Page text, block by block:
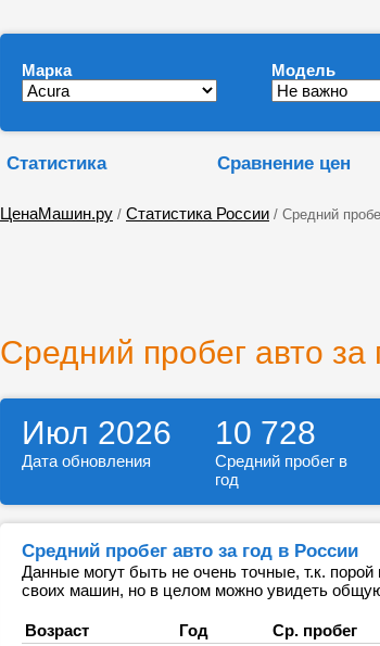
Марка Модель
Статистика Сравнение цен
ЦенаМашин.ру / Статистика России / Средний
Средний пробег авто за
Июл 2026 10 728
Дата обновления
Средний пробег в
год
Средний пробег авто за год в России
Данные могут быть не очень точные, т.к.
своих машин, но в целом можно увидеть
Возраст Год Ср. пробег